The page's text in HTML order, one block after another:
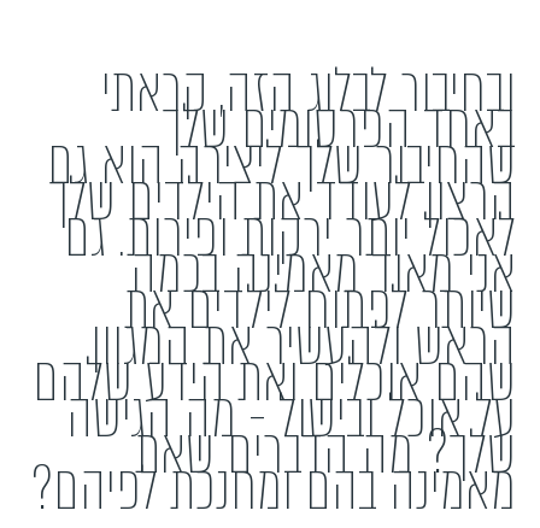
ובחיבור לבלוג הזה, קראתי
באחד הפרסומים שלך
שהחיבור שלך ליצירה הוא גם
הרצון לעודד את הילדים שלך
לאכול יותר ירקות ופירות. גם
אני מאוד מאמינה בכמה
שיותר לפתוח לילדים את
הראש ולהעשיר את המגוון
שהם אוכלים ואת הידע שלהם
על אוכל ובישול - מה הגישה
שלך? מה הדברים שאת
מאמינה בהם ומחנכת לפיהם?